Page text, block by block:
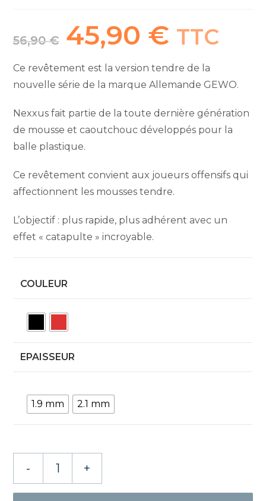
56,90€
Le
prix
initial
45,90 € prix
TTC
Ce revêtement est la version tendre de la
nouvelle série de la marque Allemande GEWO.
Nexxus fait partie de la toute dernière génération
de mousse et caoutchouc développés pour la
balle plastique.
Ce revêtement convient aux joueurs offensifs qui
affectionnent les mousses tendre.
L’objectif : plus rapide, plus adhérent avec un
effet « catapulte » incroyable.
COULEUR
EPAISSEUR
1.9 mm 2.1 mm
- +